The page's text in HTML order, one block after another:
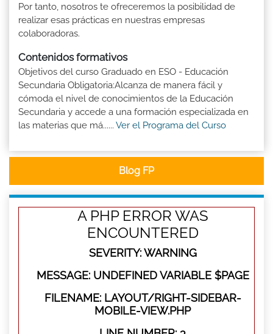
Por tanto, nosotros te ofreceremos la posibilidad de
realizar esas prácticas en nuestras empresas
colaboradoras.
Contenidos formativos
Objetivos del curso Graduado en ESO - Educación
Secundaria Obligatoria:Alcanza de manera fácil y
cómoda el nivel de conocimientos de la Educación
Secundaria y accede a una formación especializada en
las materias que má...... Ver el Programa del Curso
Blog FP
A PHP ERROR WAS
ENCOUNTERED
SEVERITY: WARNING
MESSAGE: UNDEFINED VARIABLE $PAGE
FILENAME: LAYOUT/RIGHT-SIDEBAR-
MOBILE-VIEW.PHP